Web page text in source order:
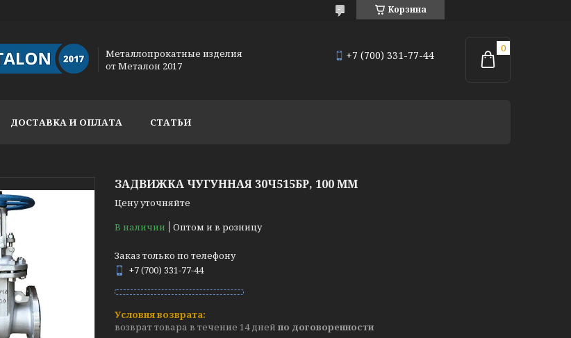
Корзина
Металлопрокатные изделия
от Металон 2017
+7 (700) 331-77-44
ДОСТАВКА И ОПЛАТА СТАТЬИ
ЗАДВИЖКА ЧУГУННАЯ 30Ч515БР, 100 ММ
Цену уточняйте
В наличии
Оптом и в розницу
Заказ только по телефону
+7 (700) 331-77-44
возврат товара в течение 14 дней по договоренности